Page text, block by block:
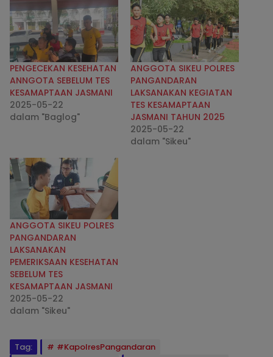
PENGECEKAN KESEHATAN
ANNGOTA SEBELUM TES
KESAMAPTAAN JASMANI
2025-05-22
dalam "Baglog"
ANGGOTA SIKEU POLRES
PANGANDARAN
LAKSANAKAN KEGIATAN
TES KESAMAPTAAN
JASMANI TAHUN 2025
2025-05-22
dalam "Sikeu"
ANGGOTA SIKEU POLRES
PANGANDARAN
LAKSANAKAN
PEMERIKSAAN KESEHATAN
SEBELUM TES
KESAMAPTAAN JASMANI
2025-05-22
dalam "Sikeu"
Tag:
#KapolresPangandaran